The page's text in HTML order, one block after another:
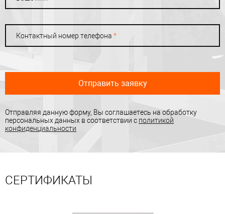
Контактный номер телефона *
Отправить заявку
Отправляя данную форму, Вы соглашаетесь на обработку
персональных данных в соответствии с политикой
конфиденциальности
СЕРТИФИКАТЫ